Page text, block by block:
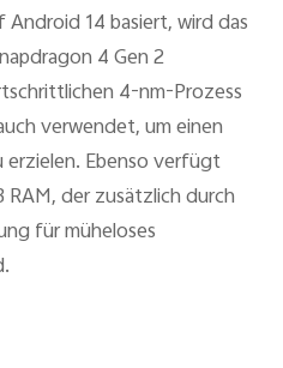
Android 14 basiert, wird das
4 Gen 2
4-nm-Prozess
verwendet, um einen
Ebenso verfügt
RAM, der zusätzlich durch
für müheloses